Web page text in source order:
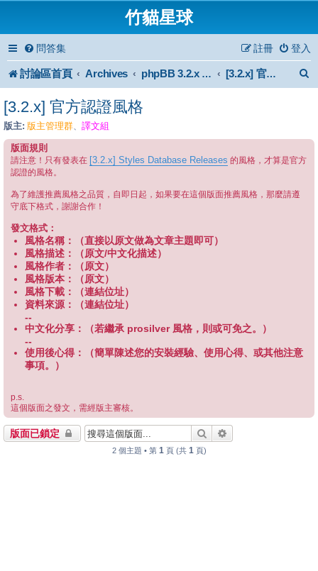
竹貓星球
問答集 登入
註冊
討論區首頁 Archives phpBB 3.2.x Forum Archive [3.2.x] 官方認證風格
[3.2.x] 官方認證風格
版主: 版主管理群、 譯文組
版面規則
請注意！只有發表在 [3.2.x] Styles Database Releases 的風格，才算是官方
認證的風格。
為了維護推薦風格之品質，自即日起，如果要在這個版面推薦風格，那麼請遵
守底下格式，謝謝合作！
發文格式：
風格名稱：（直接以原文做為文章主題即可）
風格描述：（原文/中文化描述）
風格作者：（原文）
風格版本：（原文）
風格下載：（連結位址）
資料來源：（連結位址）
--
中文化分享：（若繼承 prosilver 風格，則或可免之。）
--
使用後心得：（簡單陳述您的安裝經驗、使用心得、或其他注意
事項。）
p.s.
這個版面之發文，需經版主審核。
版面已鎖定 搜尋
2 個主題 • 第 1 頁 (共 1 頁)